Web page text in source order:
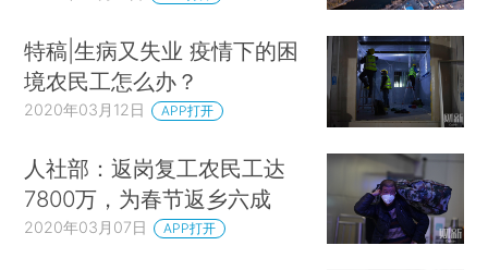
特稿|生病又失业 疫情下的困
境农民工怎么办？
2020年03月12日 APP打开
人社部：返岗复工农民工达
7800万，为春节返乡六成
2020年03月07日 APP打开